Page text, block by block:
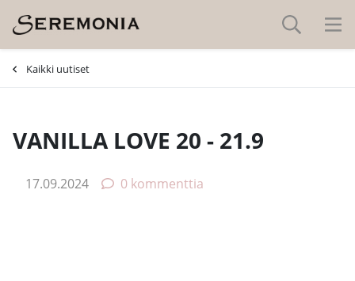
Kaikki uutiset
VANILLA LOVE 20 - 21.9
17.09.2024 0 kommenttia